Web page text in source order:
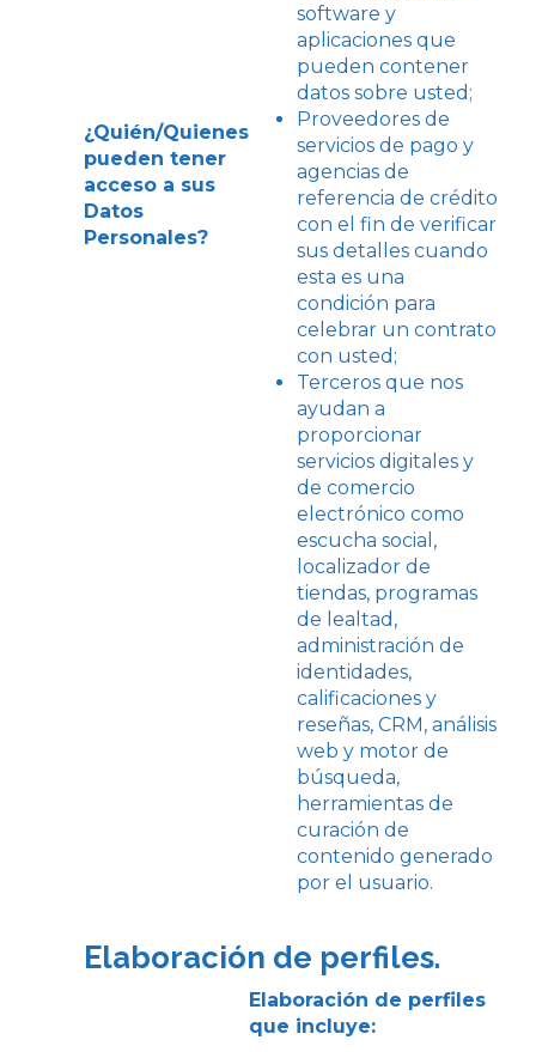
¿Quién/Quienes
pueden tener
acceso a sus
Datos
Personales?
software y
aplicaciones que
pueden contener
datos sobre usted;
Proveedores de
servicios de pago y
agencias de
referencia de crédito
con el fin de verificar
sus detalles cuando
esta es una
condición para
celebrar un contrato
con usted;
Terceros que nos
ayudan a
proporcionar
servicios digitales y
de comercio
electrónico como
escucha social,
localizador de
tiendas, programas
de lealtad,
administración de
identidades,
calificaciones y
reseñas, CRM, análisis
web y motor de
búsqueda,
herramientas de
curación de
contenido generado
por el usuario.
Elaboración de perfiles.
Elaboración de perfiles
que incluye: